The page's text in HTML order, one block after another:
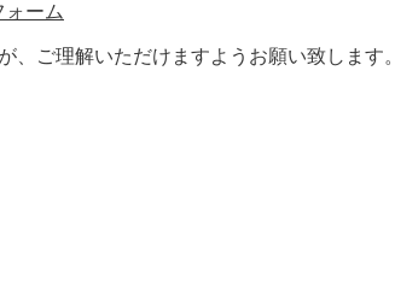
ォーム
、ご理解いただけますようお願い致します。